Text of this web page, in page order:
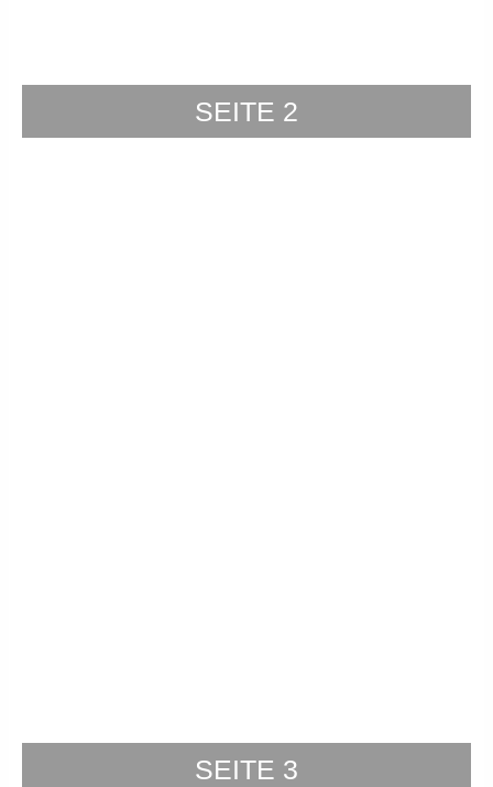
SEITE 2
SEITE 3